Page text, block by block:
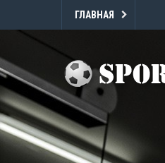
ГЛАВНАЯ